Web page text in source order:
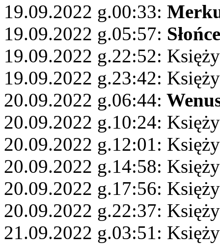
19.09.2022 g.00:33:
19.09.2022 g.05:57: Słońce
19.09.2022 g.22:52:
19.09.2022 g.23:42:
20.09.2022 g.06:44:
20.09.2022 g.10:24:
20.09.2022 g.12:01:
20.09.2022 g.14:58:
20.09.2022 g.17:56:
20.09.2022 g.22:37:
21.09.2022 g.03:51: